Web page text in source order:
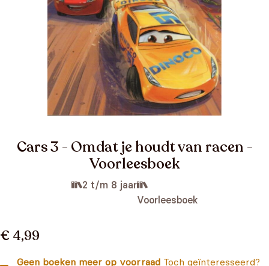
Cars 3 - Omdat je houdt van racen -
Voorleesboek
2 t/m 8 jaar
Voorleesboek
€ 4,99
Geen boeken meer op voorraad Toch geïnteresseerd?